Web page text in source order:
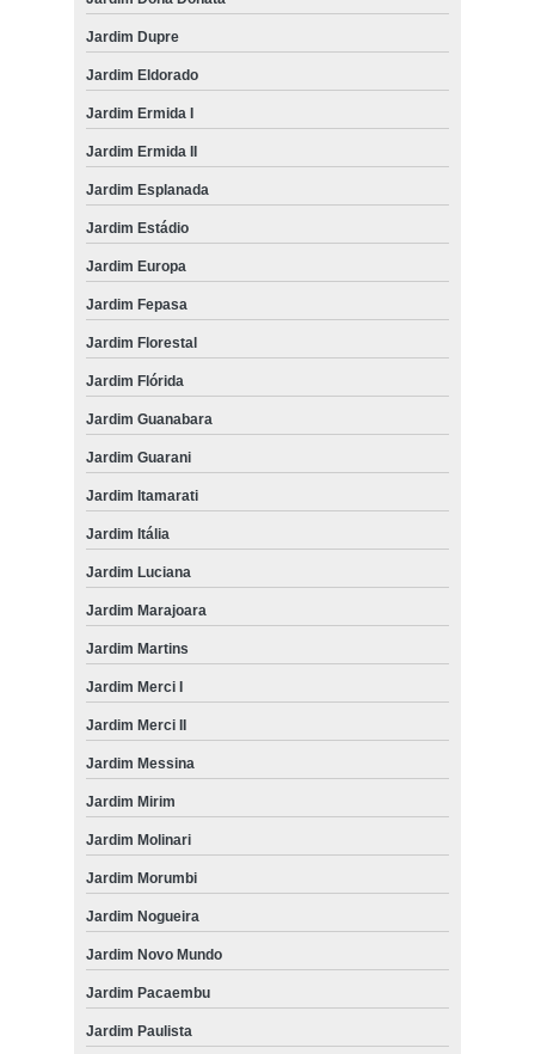
Jardim Dupre
Jardim Eldorado
Jardim Ermida I
Jardim Ermida II
Jardim Esplanada
Jardim Estádio
Jardim Europa
Jardim Fepasa
Jardim Florestal
Jardim Flórida
Jardim Guanabara
Jardim Guarani
Jardim Itamarati
Jardim Itália
Jardim Luciana
Jardim Marajoara
Jardim Martins
Jardim Merci I
Jardim Merci II
Jardim Messina
Jardim Mirim
Jardim Molinari
Jardim Morumbi
Jardim Nogueira
Jardim Novo Mundo
Jardim Pacaembu
Jardim Paulista